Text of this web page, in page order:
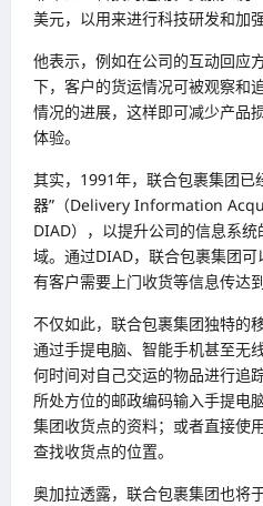
美元，以用来进行科技研发和加
他表示，例如在公司的互动回应
下，客户的货运情况可被观察和
情况的进展，这样即可减少产品
体验。
其实，1991年，联合包裹集团已
器”（Delivery Information
DIAD），以提升公司的信息系
域。通过DIAD，联合包裹集团
有客户需要上门收货等信息传达到
不仅如此，联合包裹集团独特的
通过手提电脑、智能手机甚至无
何时间对自己交运的物品进行追
所处方位的邮政编码输入手提电
集团收货点的资料；或者直接使
查找收货点的位置。
奥加拉透露，联合包裹集团也将